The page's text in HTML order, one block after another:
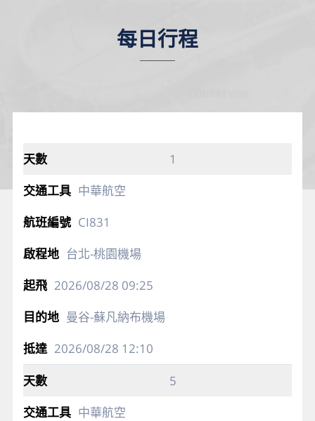
每日行程
1
中華航空
CI831
台北-桃園機場
2026/08/28 09:25
曼谷-蘇凡納布機場
2026/08/28 12:10
5
中華航空